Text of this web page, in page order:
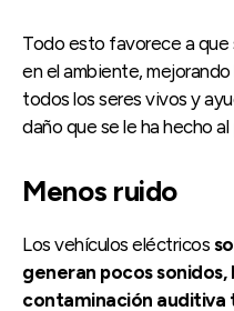
Todo esto favorece a que
en el ambiente,
todos los seres vivos y
daño que se le ha hecho
Menos ruido
Los vehículos eléctricos
generan pocos sonidos,
contaminación auditiva